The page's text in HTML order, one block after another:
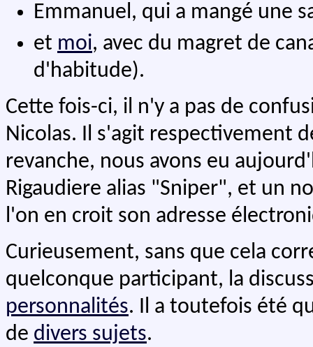
Emmanuel, qui a mangé une
et moi, avec du magret de
d'habitude).
Cette fois-ci, il n'y a pas de
Nicolas. Il s'agit respectivement
revanche, nous avons eu
Rigaudiere alias "Sniper", et un
l'on en croit son adresse
Curieusement, sans que cela
quelconque participant, la
personnalités. Il a toutefois été
de divers sujets.